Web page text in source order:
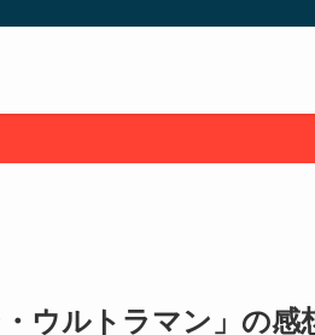
ウルトラマン」の感